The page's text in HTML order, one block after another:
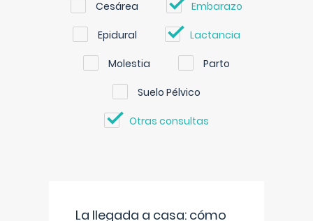
Cesárea Embarazo
Epidural Lactancia
Molestia Parto
Suelo Pélvico
Otras consultas
La llegada a casa: cómo